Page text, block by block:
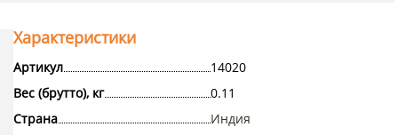
Характеристики
Артикул
14020
Вес (брутто), кг
0.11
Страна
Индия